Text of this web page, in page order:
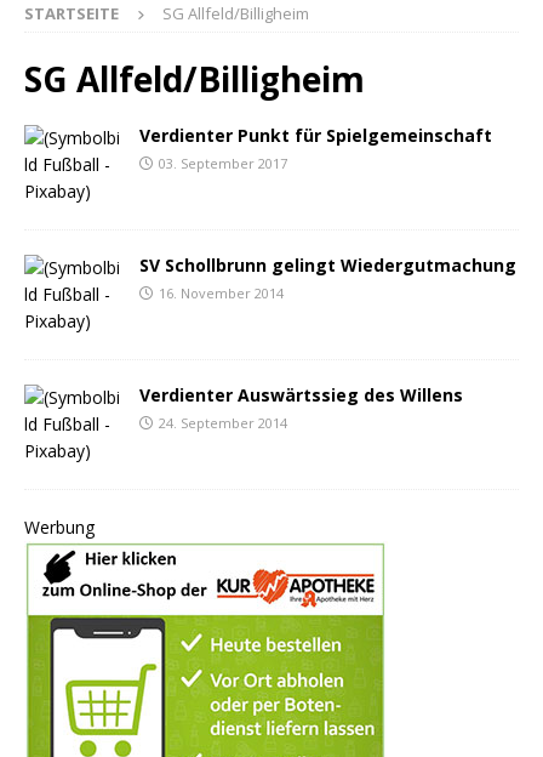
STARTSEITE SG Allfeld/Billigheim
SG Allfeld/Billigheim
Verdienter Punkt für Spielgemeinschaft
03. September 2017
SV Schollbrunn gelingt Wiedergutmachung
16. November 2014
Verdienter Auswärtssieg des Willens
24. September 2014
Werbung